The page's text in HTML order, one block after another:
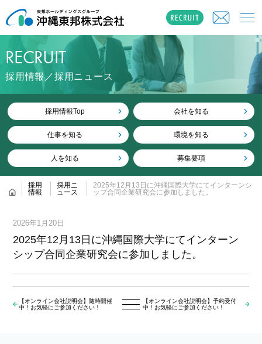
RECRUIT
採用情報／採用ニュース
採用情報Top 会社を知る
仕事を知る 環境を知る
人を知る 募集要項
採用
情報
採用ニ
ュース
2025年12月13日に沖縄国際大学にてインターンシ
ップ合同企業研究会に参加しました。
2026年1月20日
2025年12月13日に沖縄国際大学にてインターン
シップ合同企業研究会に参加しました。
【オンライン会社説明会】随時開催
中！お気軽にご参加ください！
【オンライン会社説明会】予約受付
中！お気軽にご参加ください！